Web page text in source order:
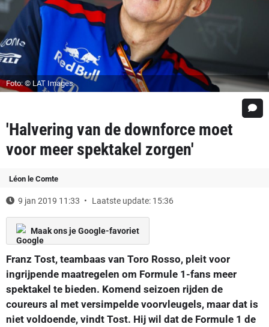
Foto: © LAT Images
'Halvering van de downforce moet
voor meer spektakel zorgen'
Léon le Comte
9 jan 2019 11:33 Laatste update: 15:36
Maak ons je Google-favoriet
Franz Tost, teambaas van Toro Rosso, pleit voor
ingrijpende maatregelen om Formule 1-fans meer
spektakel te bieden. Komend seizoen rijden de
coureurs al met versimpelde voorvleugels, maar dat is
niet voldoende, vindt Tost. Hij wil dat de Formule 1 de